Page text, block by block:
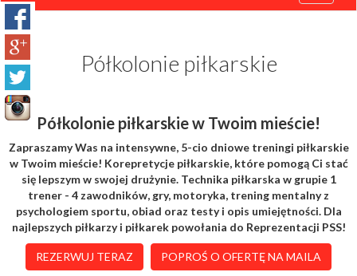
Półkolonie piłkarskie
Półkolonie piłkarskie w Twoim mieście!
Zapraszamy Was na intensywne, 5-cio dniowe treningi piłkarskie
w Twoim mieście! Korepretycje piłkarskie, które pomogą Ci stać
się lepszym w swojej drużynie. Technika piłkarska w grupie 1
trener - 4 zawodników, gry, motoryka, trening mentalny z
psychologiem sportu, obiad oraz testy i opis umiejętności. Dla
najlepszych piłkarzy i piłkarek powołania do Reprezentacji PSS!
REZERWUJ TERAZ POPROŚ O OFERTĘ NA MAILA